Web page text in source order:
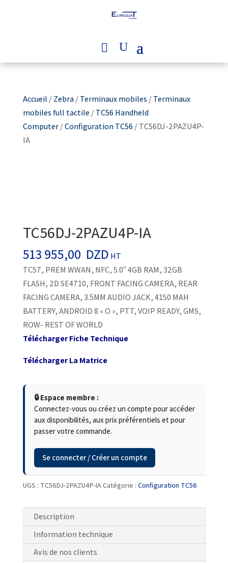
Accueil /Zebra/Terminaux mobiles /Terminaux
mobiles full tactile/TC56 Handheld
Computer/Configuration TC56/ TC56DJ-2PAZU4P-
IA
TC56DJ-2PAZU4P-IA
513 955,00 DZD HT
TC57, PREM WWAN, NFC, 5.0″ 4GB RAM, 32GB
FLASH, 2D SE4710, FRONT FACING CAMERA, REAR
FACING CAMERA, 3.5MM AUDIO JACK, 4150 MAH
BATTERY, ANDROID 8 « O », PTT, VOIP READY, GMS,
ROW- REST OF WORLD
Télécharger Fiche Technique
Télécharger La Matrice
🔒 Espace membre :
Connectez-vous ou créez un compte pour accéder
aux disponibilités, aux prix préférentiels et pour
passer votre commande.
Se connecter / Créer un compte
UGS : TC56DJ-2PAZU4P-IACatégorie : Configuration TC56
Description
Information technique
Avis de nos clients